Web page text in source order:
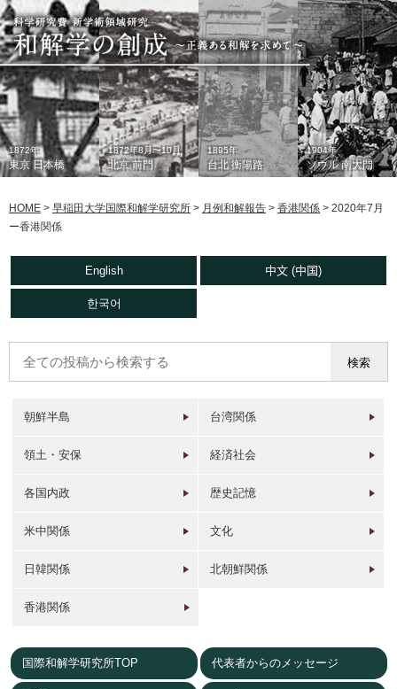
1872年
東京 日本橋
東京 日本橋
2017年
1872年8月〜10月
北京 前門
北京 前門
1930年代
1895年
台北 衡陽路
台北 衡陽路
現在
1904年
ソウル 南大門
ソウル 南大門
1940年代初
HOME > 早稲田大学国際和解学研究所 > 月例和解報告 > 香港関係 > 2020年7月
ー香港関係
English 中文 (中国)
한국어
朝鮮半島 台湾関係
領土・安保 経済社会
各国内政 歴史記憶
米中関係 文化
日韓関係 北朝鮮関係
香港関係
国際和解学研究所TOP 代表者からのメッセージ